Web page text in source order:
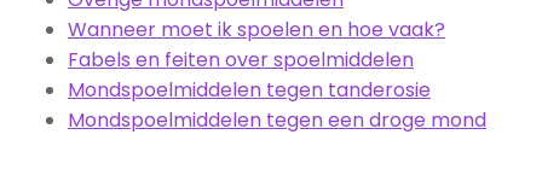
Wanneer moet ik spoelen en hoe vaak?
Fabels en feiten over spoelmiddelen
Mondspoelmiddelen tegen tanderosie
Mondspoelmiddelen tegen een droge mond